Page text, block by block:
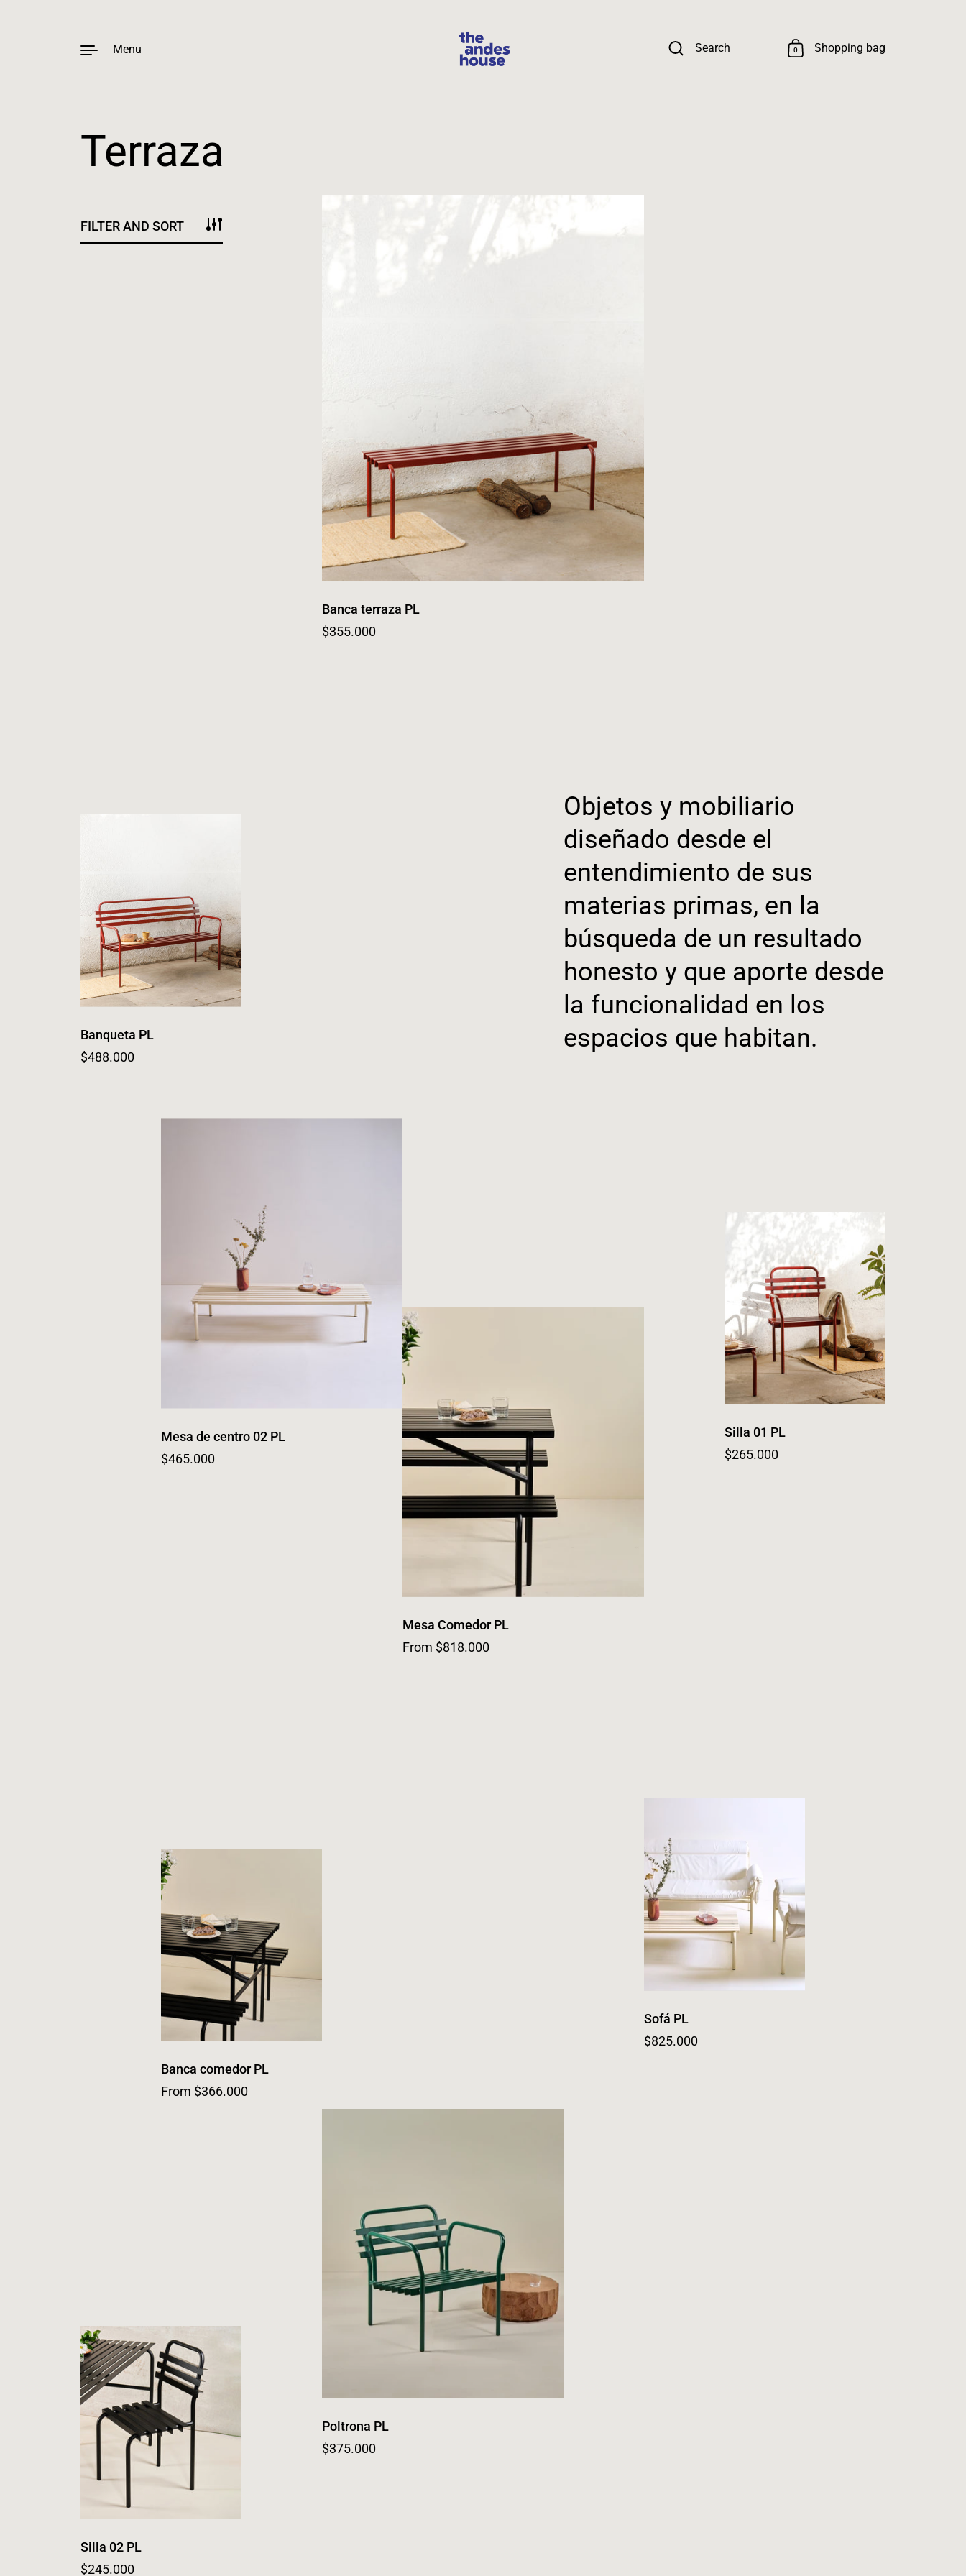
Skip to content
Menu Search 0 Shopping bag
Terraza
FILTER AND SORT
Banqueta PL
Regular price
$488.000
Banca terraza PL
Regular price
$355.000
Mesa de centro 02 PL
Regular price
$465.000
Objetos y mobiliario
diseñado desde el
entendimiento de sus
materias primas, en la
búsqueda de un resultado
honesto y que aporte desde
la funcionalidad en los
espacios que habitan.
Banca comedor PL
From $366.000
Mesa Comedor PL
From $818.000
Silla 01 PL
Regular price
$265.000
Silla 02 PL
Regular price
$245.000
Poltrona PL
Regular price
$375.000
Sofá PL
Regular price
$825.000